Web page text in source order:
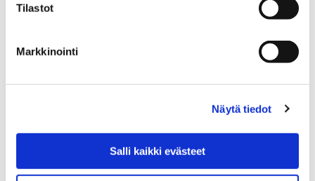
Tilastot
Markkinointi
Näytä tiedot
Salli kaikki evästeet
Ajantasainen karttakuva tänään voimaan astuvista
. Kartta
on katsottavissa myös Jokikeskuksen verkkosivuilla
Eteläranta-katu avautuu liikenteelle kesäkuun
ensimmäisellä viikolla Jokikeskuksen töiden